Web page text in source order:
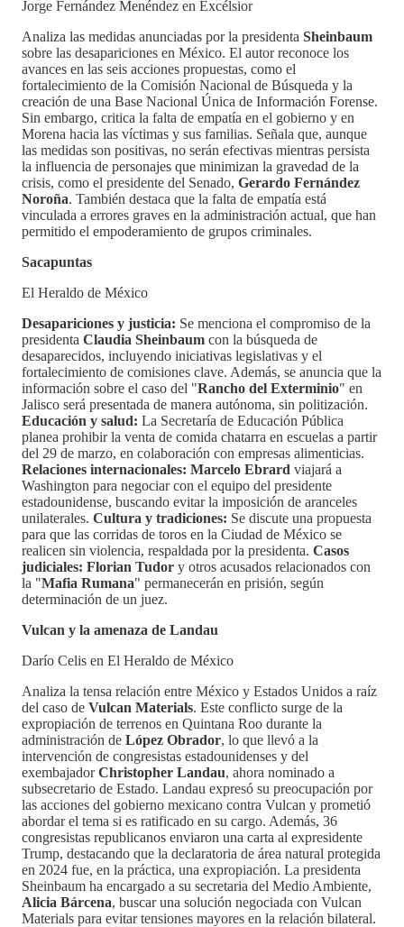
Jorge Fernández Menéndez en Excélsior
Analiza las medidas anunciadas por la presidenta Sheinbaum
sobre las desapariciones en México. El autor reconoce los
avances en las seis acciones propuestas, como el
fortalecimiento de la Comisión Nacional de Búsqueda y la
creación de una Base Nacional Única de Información Forense.
Sin embargo, critica la falta de empatía en el gobierno y en
Morena hacia las víctimas y sus familias. Señala que, aunque
las medidas son positivas, no serán efectivas mientras persista
la influencia de personajes que minimizan la gravedad de la
crisis, como el presidente del Senado, Gerardo Fernández
Noroña. También destaca que la falta de empatía está
vinculada a errores graves en la administración actual, que han
permitido el empoderamiento de grupos criminales.
Sacapuntas
El Heraldo de México
Desapariciones y justicia: Se menciona el compromiso de la
presidenta Claudia Sheinbaum con la búsqueda de
desaparecidos, incluyendo iniciativas legislativas y el
fortalecimiento de comisiones clave. Además, se anuncia que la
información sobre el caso del "Rancho del Exterminio" en
Jalisco será presentada de manera autónoma, sin politización.
Educación y salud: La Secretaría de Educación Pública
planea prohibir la venta de comida chatarra en escuelas a partir
del 29 de marzo, en colaboración con empresas alimenticias.
Relaciones internacionales: Marcelo Ebrard viajará a
Washington para negociar con el equipo del presidente
estadounidense, buscando evitar la imposición de aranceles
unilaterales. Cultura y tradiciones: Se discute una propuesta
para que las corridas de toros en la Ciudad de México se
realicen sin violencia, respaldada por la presidenta. Casos
judiciales: Florian Tudor y otros acusados relacionados con
la "Mafia Rumana" permanecerán en prisión, según
determinación de un juez.
Vulcan y la amenaza de Landau
Darío Celis en El Heraldo de México
Analiza la tensa relación entre México y Estados Unidos a raíz
del caso de Vulcan Materials. Este conflicto surge de la
expropiación de terrenos en Quintana Roo durante la
administración de López Obrador, lo que llevó a la
intervención de congresistas estadounidenses y del
exembajadorChristopher Landau, ahora nominado a
subsecretario de Estado. Landau expresó su preocupación por
las acciones del gobierno mexicano contra Vulcan y prometió
abordar el tema si es ratificado en su cargo. Además, 36
congresistas republicanos enviaron una carta al expresidente
Trump, destacando que la declaratoria de área natural protegida
en 2024 fue, en la práctica, una expropiación. La presidenta
Sheinbaum ha encargado a su secretaria del Medio Ambiente,
Alicia Bárcena, buscar una solución negociada con Vulcan
Materials para evitar tensiones mayores en la relación bilateral.